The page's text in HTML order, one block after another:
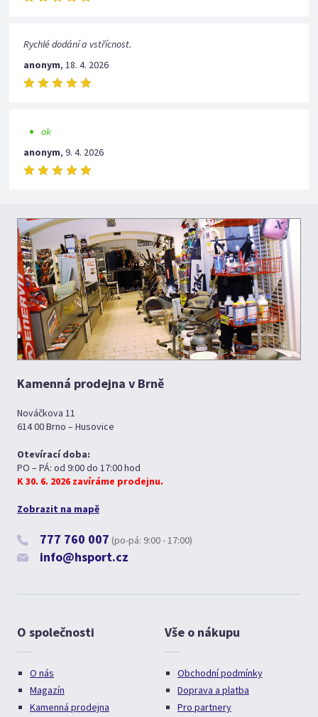
Rychlé dodání a vstřícnost.
anonym,18. 4. 2026
ok
anonym,9. 4. 2026
Kamenná prodejna v Brně
Nováčkova 11
614 00 Brno – Husovice
Otevírací doba:
PO – PÁ: od 9:00 do 17:00 hod
K 30. 6. 2026 zavíráme prodejnu.
Zobrazit na mapě
777 760 007 (po-pá: 9:00 - 17:00)
info@hsport.cz
O společnosti
O nás
Magazín
Kamenná prodejna
Vše o nákupu
Obchodní podmínky
Doprava a platba
Pro partnery